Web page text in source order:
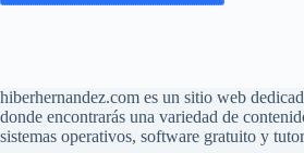
hiberhernandez.com es un sitio web
donde encontrarás una variedad de
sistemas operativos, software gratuito y